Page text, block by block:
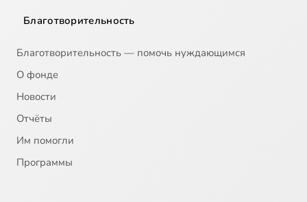
Благотворительность
Благотворительность — помочь нуждающимся
О фонде
Новости
Отчёты
Им помогли
Программы